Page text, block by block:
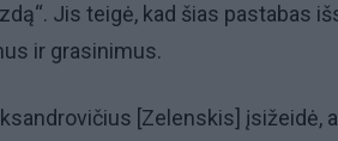
Jis teigė, kad šias pastabas
ir grasinimus.
[Zelenskis] įsižeidė,